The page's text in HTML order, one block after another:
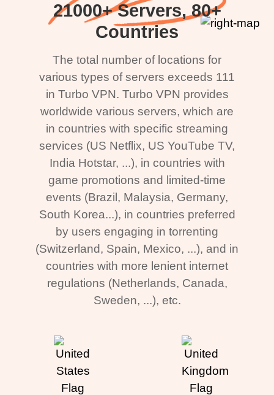
21000+ Servers, 80+
Countries
The total number of locations for
various types of servers exceeds 111
in Turbo VPN. Turbo VPN provides
worldwide various servers, which are
in countries with specific streaming
services (US Netflix, US YouTube TV,
India Hotstar, ...), in countries with
game promotions and limited-time
events (Brazil, Malaysia, Germany,
South Korea...), in countries preferred
by users engaging in torrenting
(Switzerland, Spain, Mexico, ...), and in
countries with more lenient internet
regulations (Netherlands, Canada,
Sweden, ...), etc.